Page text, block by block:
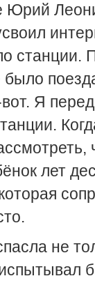
Юрий
станции.
было
Я
лет
не